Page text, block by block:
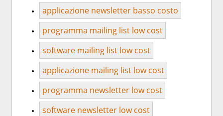
applicazione newsletter basso costo
programma mailing list low cost
software mailing list low cost
applicazione mailing list low cost
programma newsletter low cost
software newsletter low cost